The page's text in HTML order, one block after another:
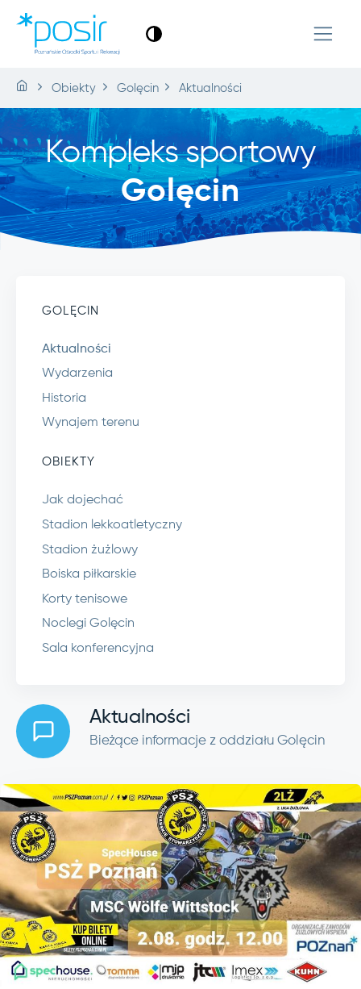
Obiekty Golęcin Aktualności
Kompleks sportowy
Golęcin
GOLĘCIN
Aktualności
Wydarzenia
Historia
Wynajem terenu
OBIEKTY
Jak dojechać
Stadion lekkoatletyczny
Stadion żużlowy
Boiska piłkarskie
Korty tenisowe
Noclegi Golęcin
Sala konferencyjna
Aktualności
Bieżące informacje z oddziału Golęcin